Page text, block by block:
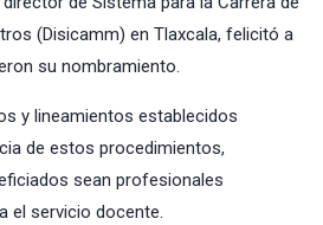
(Disicamm) en Tlaxcala, felicitó a
su nombramiento.
y lineamientos establecidos
de estos procedimientos,
sean profesionales
el servicio docente.